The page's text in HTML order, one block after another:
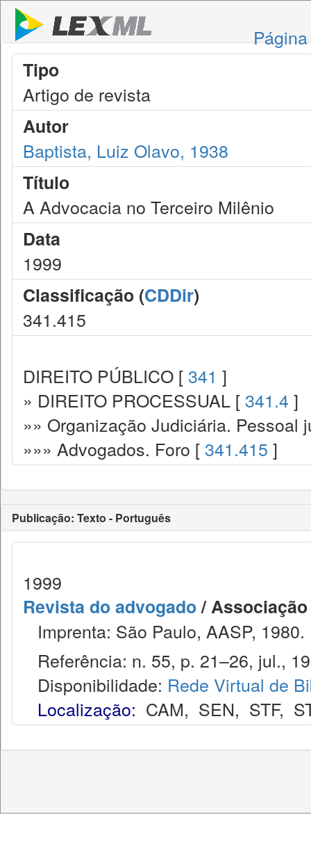
Tipo
Artigo de revista
Autor
Baptista, Luiz Olavo, 1938
Título
A Advocacia no Terceiro Milênio
Data
1999
Classificação (CDDir)
341.415
DIREITO PÚBLICO [ 341 ]
» DIREITO PROCESSUAL [ 341.4 ]
»» Organização Judiciária. Pessoal
»»» Advogados. Foro [ 341.415 ]
Publicação: Texto - Português
1999
Revista do advogado/
Imprenta: São Paulo, AASP, 1980.
Referência: n. 55, p. 21–26, jul.,
Disponibilidade: Rede Virtual de
Localização: CAM, SEN, STF,